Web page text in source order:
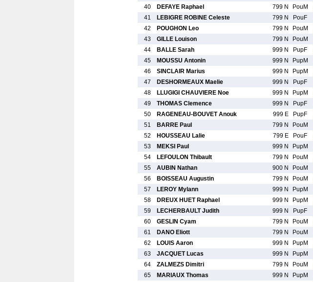
40
DEFAYE Raphael 799 N PouM
41
LEBIGRE ROBINE Celeste 799 N PouF
42
POUGHON Leo 799 N PouM
43
GILLE Louison 799 N PouM
44
BALLE Sarah 999 N PupF
45
MOUSSU Antonin 999 N PupM
46
SINCLAIR Marius 999 N PupM
47
DESHORMEAUX Maelie 999 N PupF
48
LLUGIGI CHAUVIERE Noe 999 N PupM
49
THOMAS Clemence 999 N PupF
50
RAGENEAU-BOUVET Anouk 999 E PupF
51
BARRE Paul 799 N PouM
52
HOUSSEAU Lalie 799 E PouF
53
MEKSI Paul 999 N PupM
54
LEFOULON Thibault 799 N PouM
55
AUBIN Nathan 900 N PouM
56
BOISSEAU Augustin 799 N PouM
57
LEROY Mylann 999 N PupM
58
DREUX HUET Raphael 999 N PupM
59
LECHERBAULT Judith 999 N PupF
60
GESLIN Cyam 799 N PouM
61
DANO Eliott 799 N PouM
62
LOUIS Aaron 999 N PupM
63
JACQUET Lucas 999 N PupM
64
ZALMEZS Dimitri 799 N PouM
65
MARIAUX Thomas 999 N PupM